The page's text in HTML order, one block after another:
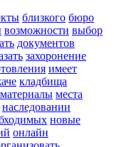
близкого бюро
возможности выбор
документов
захоронение
имеет
кладбища
материалы места
наследовании
новые
онлайн